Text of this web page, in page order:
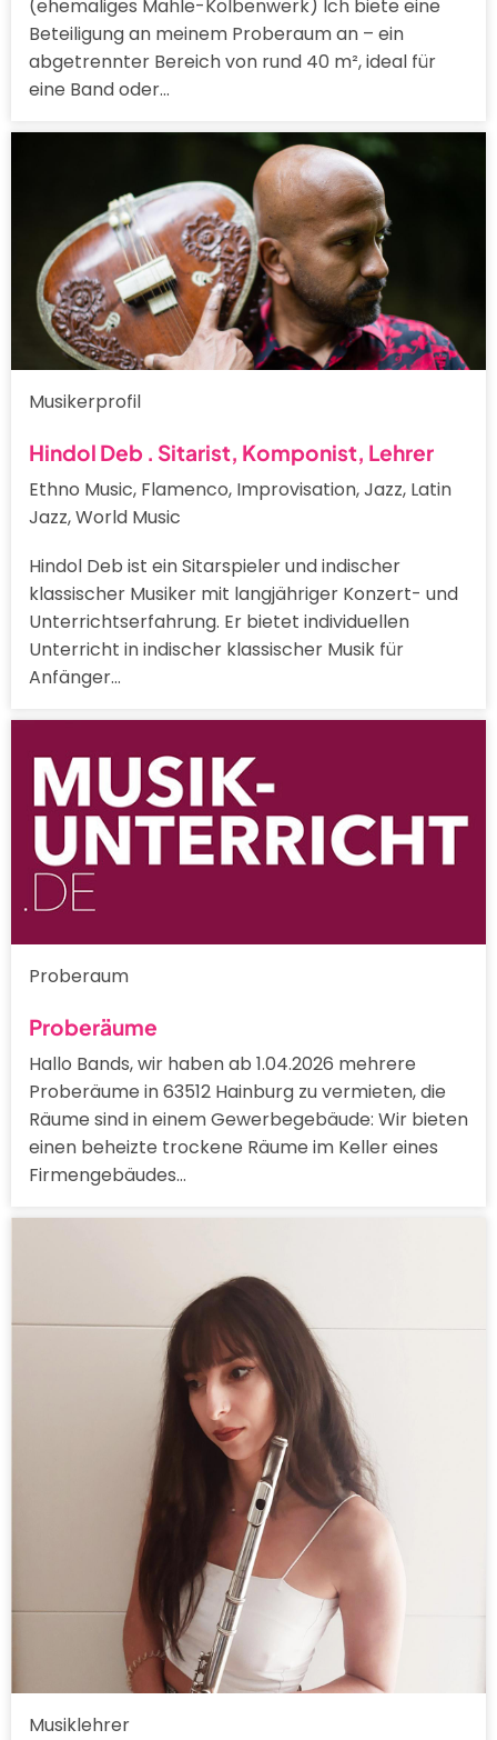
(ehemaliges Mahle-Kolbenwerk) Ich biete eine
Beteiligung an meinem Proberaum an – ein
abgetrennter Bereich von rund 40 m², ideal für
eine Band oder…
Musikerprofil
Hindol Deb . Sitarist, Komponist, Lehrer
Ethno Music, Flamenco, Improvisation, Jazz, Latin
Jazz, World Music
Hindol Deb ist ein Sitarspieler und indischer
klassischer Musiker mit langjähriger Konzert- und
Unterrichtserfahrung. Er bietet individuellen
Unterricht in indischer klassischer Musik für
Anfänger…
Proberaum
Proberäume
Hallo Bands, wir haben ab 1.04.2026 mehrere
Proberäume in 63512 Hainburg zu vermieten, die
Räume sind in einem Gewerbegebäude: Wir bieten
einen beheizte trockene Räume im Keller eines
Firmengebäudes…
Musiklehrer